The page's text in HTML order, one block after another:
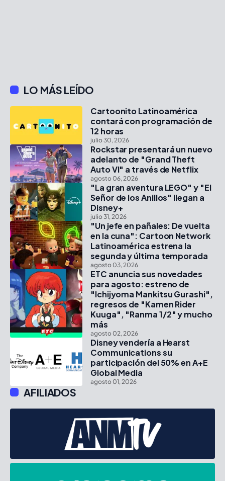
LO MÁS LEÍDO
Cartoonito Latinoamérica
contará con programación de
12 horas
julio 30, 2026
Rockstar presentará un nuevo
adelanto de "Grand Theft
Auto VI" a través de Netflix
agosto 06, 2026
"La gran aventura LEGO" y "El
Señor de los Anillos" llegan a
Disney+
julio 31, 2026
"Un jefe en pañales: De vuelta
en la cuna": Cartoon Network
Latinoamérica estrena la
segunda y última temporada
agosto 03, 2026
ETC anuncia sus novedades
para agosto: estreno de
"Ichijyoma Mankitsu Gurashi",
regresos de "Kamen Rider
Kuuga", "Ranma 1/2" y mucho
más
agosto 02, 2026
Disney vendería a Hearst
Communications su
participación del 50% en A+E
Global Media
agosto 01, 2026
AFILIADOS